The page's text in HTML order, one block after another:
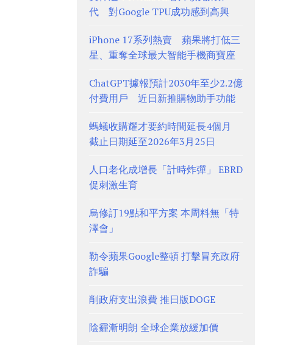
代 對Google TPU成功感到高興
iPhone 17系列熱賣 蘋果將打低三
星、重奪全球最大智能手機商寶座
ChatGPT據報預計2030年至少2.2億
付費用戶 近日新推購物助手功能
螞蟻收購耀才要約時間延長4個月
截止日期延至2026年3月25日
人口老化成增長「計時炸彈」 EBRD
促刺激生育
烏修訂19點和平方案 本周料無「特
澤會」
勒令蘋果Google整頓 打擊冒充政府
詐騙
削政府支出浪費 推日版DOGE
陰霾漸明朗 全球企業放緩加價